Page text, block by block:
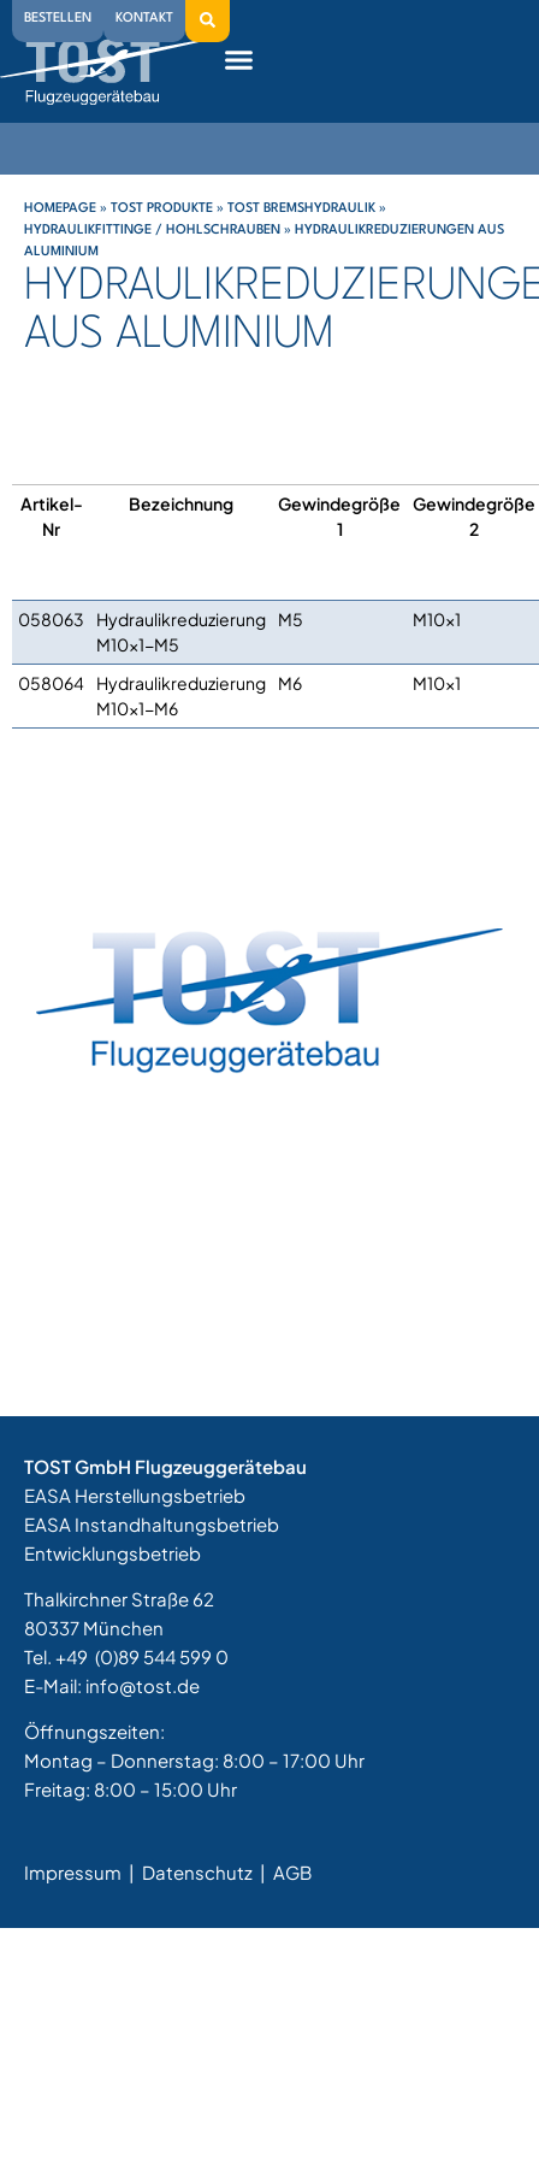
BESTELLEN KONTAKT
HOMEPAGE » TOST PRODUKTE » TOST BREMSHYDRAULIK »
HYDRAULIKFITTINGE / HOHLSCHRAUBEN » HYDRAULIKREDUZIERUNGEN AUS
ALUMINIUM
AUS ALUMINIUM
Artikel-
Nr
Bezeichnung
Gewindegröße
1
Gewindegröße
2
058063
Hydraulikreduzierung
M10x1-M5
M5 M10x1
058064
Hydraulikreduzierung
M10x1-M6
M6 M10x1
TOST GmbH Flugzeuggerätebau
EASA Herstellungsbetrieb
EASA Instandhaltungsbetrieb
Entwicklungsbetrieb
Thalkirchner Straße 62
80337 München
Tel. +49 (0)89 544 599 0
E-Mail: info@tost.de
Öffnungszeiten:
Montag – Donnerstag: 8:00 – 17:00 Uhr
Freitag: 8:00 – 15:00 Uhr
Impressum | Datenschutz | AGB